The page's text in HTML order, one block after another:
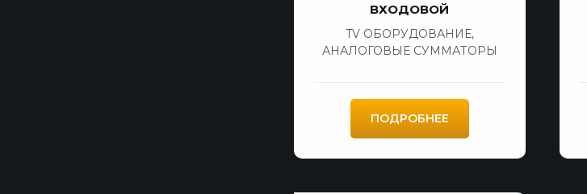
ВХОДОВОЙ
TV ОБОРУДОВАНИЕ,
АНАЛОГОВЫЕ СУММАТОРЫ
ПОДРОБНЕЕ